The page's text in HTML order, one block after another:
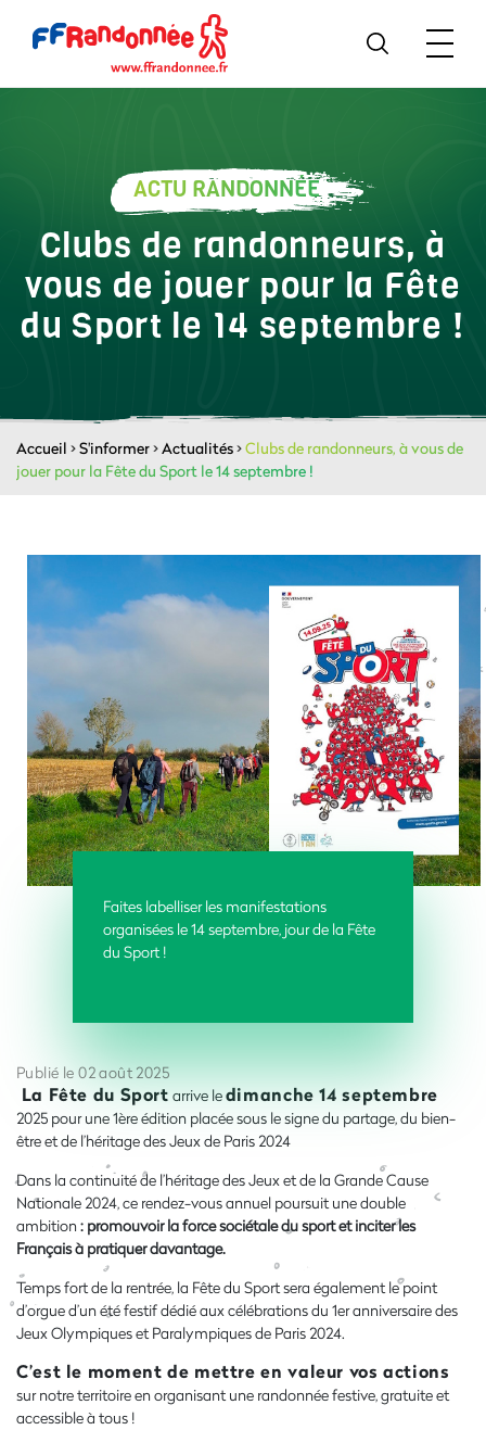
ACTU RANDONNÉE
Clubs de randonneurs, à
vous de jouer pour la Fête
du Sport le 14 septembre !
Accueil >S'informer>Actualités>Clubs de randonneurs, à vous de
jouer pour la Fête du Sport le 14 septembre !
Faites labelliser les manifestations
organisées le 14 septembre, jour de la Fête
du Sport!
Publié le 02 août 2025
La Fête du Sport arrive ledimanche 14 septembre
2025 pour une 1ère édition placée sous le signe du partage, du bien-
être et de l’héritage des Jeux de Paris 2024
Dans la continuité de l’héritage des Jeux et de la Grande Cause
Nationale 2024, ce rendez-vous annuel poursuit une double
ambition: promouvoir la force sociétale du sport et inciter les
Français à pratiquer davantage.
Temps fort de la rentrée, la Fête du Sport sera également le point
d’orgue d’un été festif dédié aux célébrations du 1er anniversaire des
Jeux Olympiques et Paralympiques de Paris 2024.
C’est le moment de mettre en valeur vos actions
sur notre territoire en organisant une randonnée festive, gratuite et
accessible à tous !